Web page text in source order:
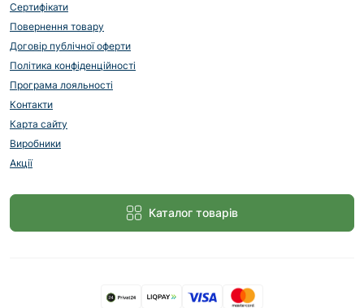
Сертифікати
Повернення товару
Договір публічної оферти
Політика конфіденційності
Програма лояльності
Контакти
Карта сайту
Виробники
Акції
Каталог товарів